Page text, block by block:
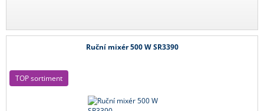
Ruční mixér 500 W SR3390
TOP sortiment